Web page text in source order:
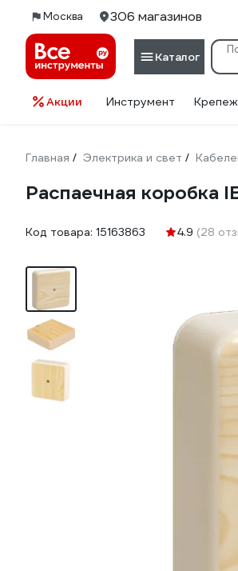
Москва 306 магазинов
Каталог
Акции Инструмент Крепеж
Главная / Электрика и свет /
Распаечная
Код товара: 15163863 4.9 (28